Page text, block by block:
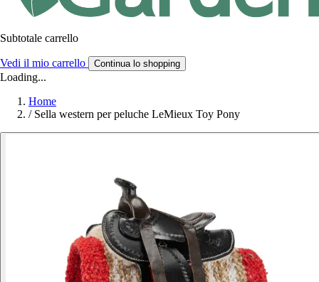
Subtotale carrello
Vedi il mio carrello Continua lo shopping
Loading...
Home
/ Sella western per peluche LeMieux Toy Pony